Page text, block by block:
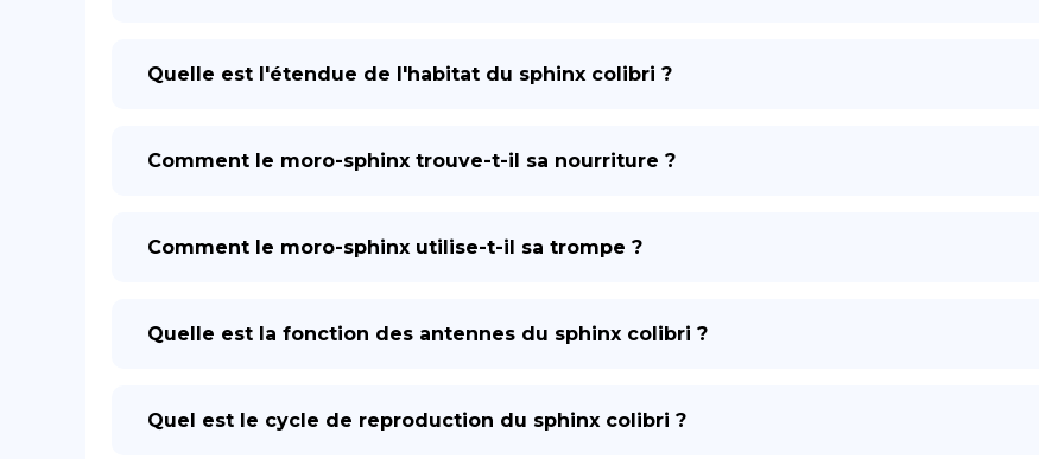
Quelle est l'étendue de l'habitat du sphinx colibri ?
Comment le moro-sphinx trouve-t-il sa nourriture ?
Comment le moro-sphinx utilise-t-il sa trompe ?
Quelle est la fonction des antennes du sphinx colibri ?
Quel est le cycle de reproduction du sphinx colibri ?